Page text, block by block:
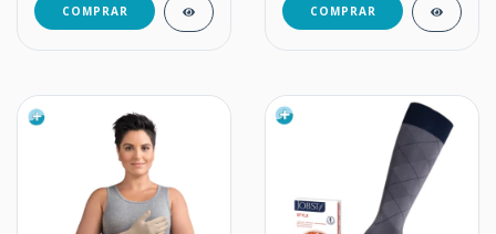
COMPRAR COMPRAR